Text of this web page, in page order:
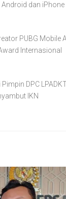
Android dan iPhone
PUBG Mobile
Internasional
DPC
IKN